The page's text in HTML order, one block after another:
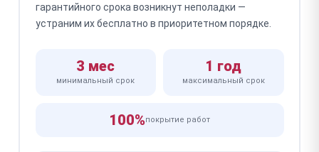
гарантийного срока возникнут неполадки —
устраним их бесплатно в приоритетном порядке.
3 мес
минимальный срок
1 год
максимальный срок
100%покрытие работ